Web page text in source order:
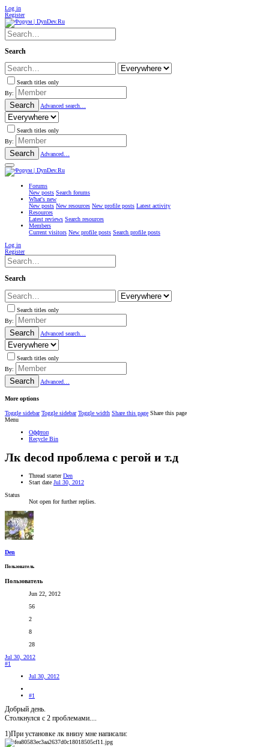
Log in
Register
Search
Search titles only
By:
Search Advanced search…
Search titles only
By:
Search Advanced…
Forums
New posts Search forums
What's new
New posts New resources New profile posts Latest activity
Resources
Latest reviews Search resources
Members
Current visitors New profile posts Search profile posts
Log in
Register
Search
Search titles only
By:
Search Advanced search…
Search titles only
By:
Search Advanced…
More options
Toggle sidebar Toggle sidebar Toggle width Share this page Share this page
Menu
Оффтоп
Recycle Bin
Лк decod проблема с регой и т.д
Thread starter Den
Start date Jul 30, 2012
Status
Not open for further replies.
Den
Пользователь
Пользователь
Jun 22, 2012
56
2
8
28
Jul 30, 2012
#1
Jul 30, 2012
#1
Добрый день.
Столкнулся с 2 проблемами....
1)При установке лк внизу мне написали: